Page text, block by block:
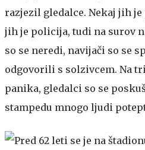
razjezil gledalce. Nekaj jih
jih je policija, tudi na surov
so se neredi, navijači so se
odgovorili s solzivcem. Na
panika, gledalci so se
stampedu mnogo ljudi